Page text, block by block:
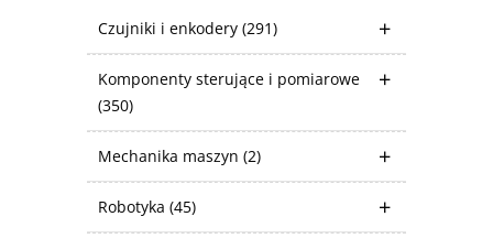
Czujniki i enkodery (291)
Komponenty sterujące i pomiarowe
(350)
Mechanika maszyn (2)
Robotyka (45)